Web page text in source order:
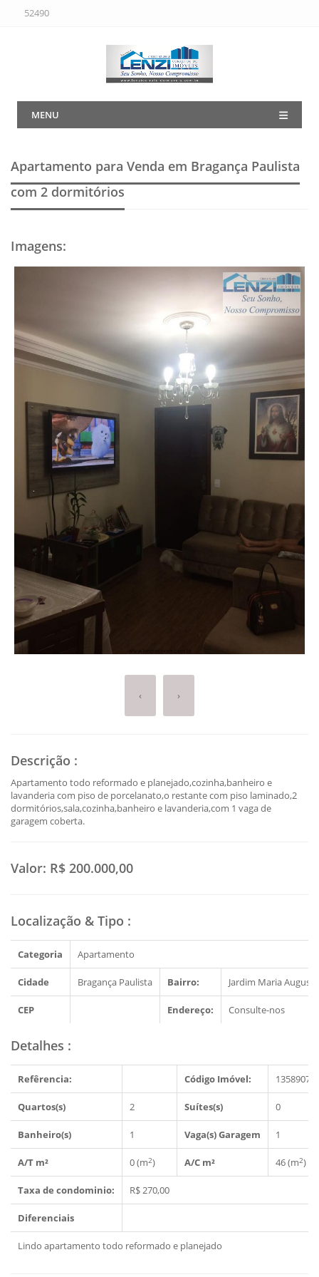
52490
MENU
Apartamento para Venda em Bragança Paulista
com 2 dormitórios
Imagens:
‹ ›
Descrição :
Apartamento todo reformado e planejado,cozinha,banheiro e
lavanderia com piso de porcelanato,o restante com piso laminado,2
dormitórios,sala,cozinha,banheiro e lavanderia,com 1 vaga de
garagem coberta.
Valor: R$ 200.000,00
Localização & Tipo :
Categoria Apartamento
Cidade Bragança Paulista Bairro: Jardim Maria Augusta
CEP Endereço: Consulte-nos
Detalhes :
Refêrencia: Código Imóvel: 1358907
Quartos(s) 2 Suítes(s) 0
Banheiro(s) 1 Vaga(s) Garagem 1
A/T m² 0 (m2) A/C m² 46 (m2)
Taxa de condominio: R$ 270,00
Diferenciais
Lindo apartamento todo reformado e planejado